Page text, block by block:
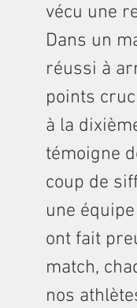
vécu une
Dans un
réussi à
points
à la
témoigne
coup de
une
ont fait
match,
nos